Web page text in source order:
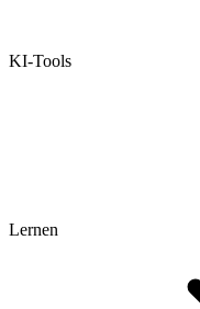
KI-Tools
Lernen